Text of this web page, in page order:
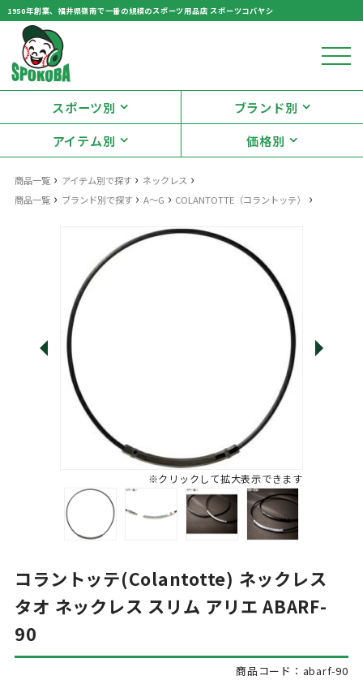
1950年創業、福井県嶺南で一番の規模のスポーツ用品店 スポーツコバヤシ
スポーツ別
ブランド別
アイテム別
価格別
商品一覧 › アイテム別で探す› ネックレス ›
商品一覧 › ブランド別で探す› A～G › COLANTOTTE（コラントッテ） ›
※クリックして拡大表示できます
コラントッテ(Colantotte) ネックレス
タオ ネックレス スリム アリエ ABARF-
90
商品コード：abarf-90